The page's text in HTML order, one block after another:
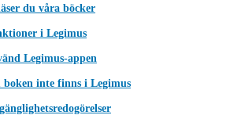
du våra böcker
i Legimus
Legimus-appen
boken inte finns i Legimus